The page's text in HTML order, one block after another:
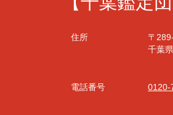
住所
〒
千葉
電話番号 0120-